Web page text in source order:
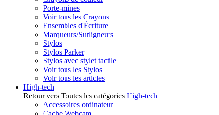
Porte-mines
Voir tous les Crayons
Ensembles d'Écriture
Marqueurs/Surligneurs
Stylos
Stylos Parker
Stylos avec stylet tactile
Voir tous les Stylos
Voir tous les articles
High-tech
Retour vers Toutes les catégories High-tech
Accessoires ordinateur
Cache Webcam